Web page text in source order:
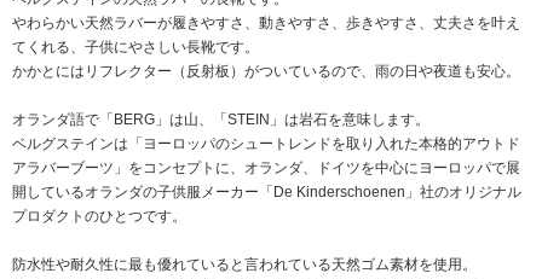
やわらかい天然ラバーが履きやすさ、動きやすさ、歩きやすさ、丈夫さを叶え
てくれる、子供にやさしい長靴です。
かかとにはリフレクター（反射板）がついているので、雨の日や夜道も安心。
オランダ語で「BERG」は山、「STEIN」は岩石を意味します。
ベルグステインは「ヨーロッパのシュートレンドを取り入れた本格的アウトド
アラバーブーツ」をコンセプトに、オランダ、ドイツを中心にヨーロッパで展
開しているオランダの子供服メーカー「De Kinderschoenen」社のオリジナル
プロダクトのひとつです。
防水性や耐久性に最も優れていると言われている天然ゴム素材を使用。